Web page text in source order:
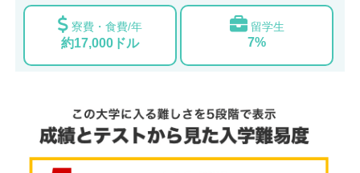
寮費・食費/年
約17,000ドル
留学生
7%